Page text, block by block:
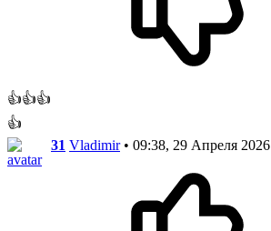
👍👍👍
👍
31 Vladimir • 09:38, 29 Апреля 2026